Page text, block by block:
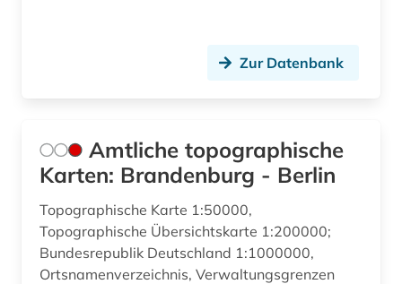
Zur Datenbank
Amtliche topographische
Karten: Brandenburg - Berlin
Topographische Karte 1:50000,
Topographische Übersichtskarte 1:200000;
Bundesrepublik Deutschland 1:1000000,
Ortsnamenverzeichnis, Verwaltungsgrenzen